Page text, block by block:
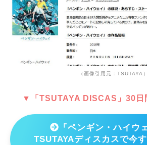
（画像引用元：TSUTAYA）
▼「TSUTAYA DISCAS」30日
『ペンギン・ハイウ
TSUTAYAディスカスで今